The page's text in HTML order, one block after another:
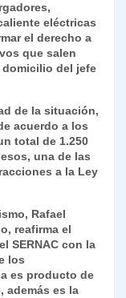
eléctricas
el derecho a
que salen
del jefe
de la situación,
acuerdo a los
total de 1.250
una de las
a la Ley
Rafael
reafirma el
SERNAC con la
los
es producto de
además es la